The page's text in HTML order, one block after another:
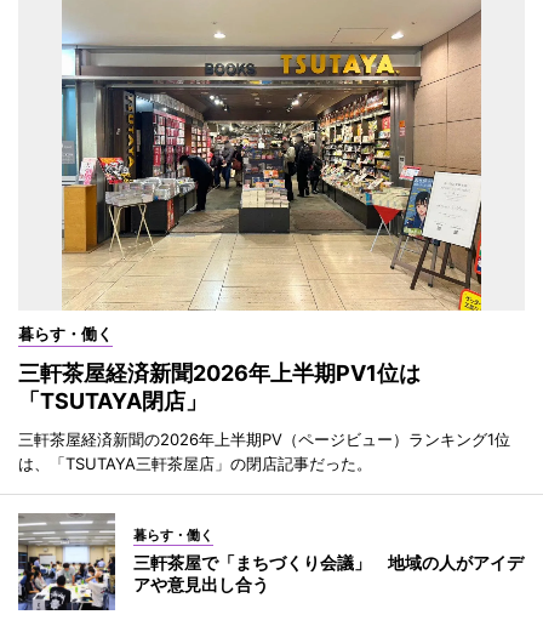
暮らす・働く
三軒茶屋経済新聞2026年上半期PV1位は
「TSUTAYA閉店」
三軒茶屋経済新聞の2026年上半期PV（ページビュー）ランキング1位
は、「TSUTAYA三軒茶屋店」の閉店記事だった。
暮らす・働く
三軒茶屋で「まちづくり会議」 地域の人がアイデ
アや意見出し合う